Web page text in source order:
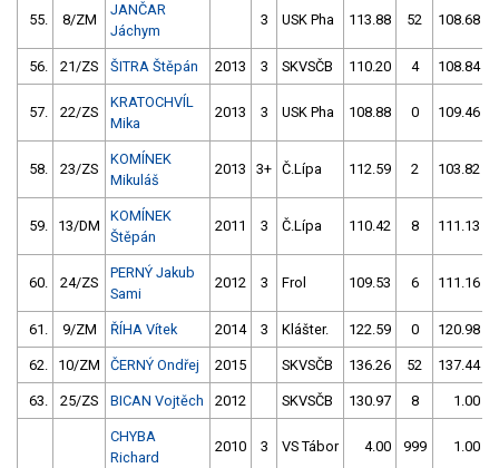
55. 8/ZM
JANČAR
Jáchym
3 USK Pha 113.88 52 108.68
56. 21/ZS ŠITRA Štěpán 2013 3 SKVSČB 110.20 4 108.84
57. 22/ZS
KRATOCHVÍL
Mika
2013 3 USK Pha 108.88 0 109.46
58. 23/ZS
KOMÍNEK
Mikuláš
2013 3+ Č.Lípa 112.59 2 103.82
59. 13/DM
KOMÍNEK
Štěpán
2011 3 Č.Lípa 110.42 8 111.13
60. 24/ZS
PERNÝ Jakub
Sami
2012 3 Frol 109.53 6 111.16
61. 9/ZM ŘÍHA Vítek 2014 3 Klášter. 122.59 0 120.98
62. 10/ZM ČERNÝ Ondřej 2015 SKVSČB 136.26 52 137.44
63. 25/ZS BICAN Vojtěch 2012 SKVSČB 130.97 8 1.00
CHYBA
Richard
2010 3 VS Tábor 4.00 999 1.00